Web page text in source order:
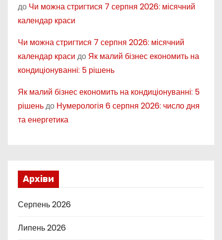
до Чи можна стригтися 7 серпня 2026: місячний
календар краси
Чи можна стригтися 7 серпня 2026: місячний
календар краси до Як малий бізнес економить на
кондиціонуванні: 5 рішень
Як малий бізнес економить на кондиціонуванні: 5
рішеньдо Нумерологія 6 серпня 2026: число дня
та енергетика
Архіви
Серпень 2026
Липень 2026